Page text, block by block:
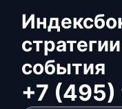
события
+7